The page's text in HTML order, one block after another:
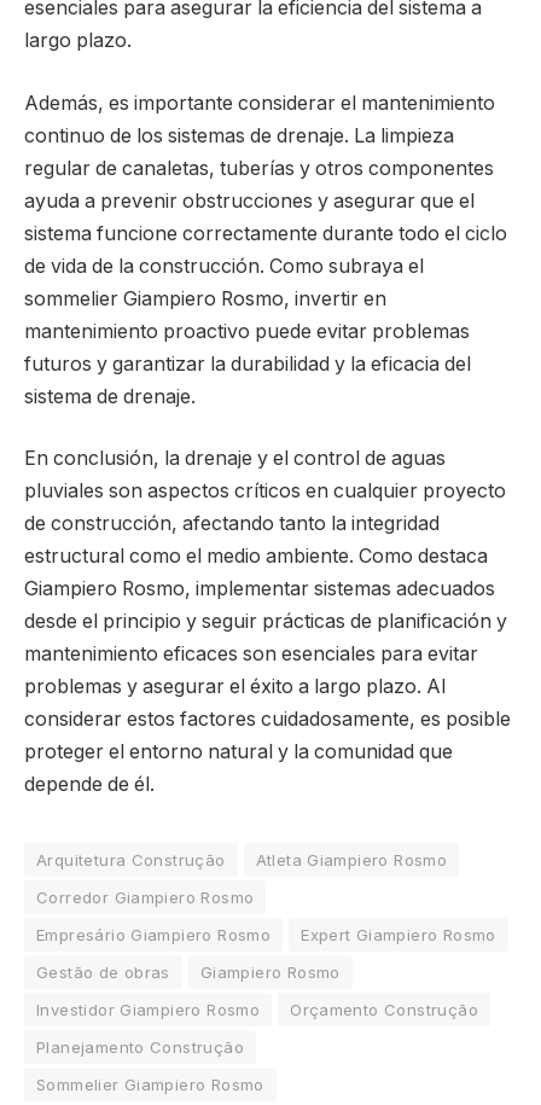
esenciales para asegurar la eficiencia del sistema a
largo plazo.
Además, es importante considerar el mantenimiento
continuo de los sistemas de drenaje. La limpieza
regular de canaletas, tuberías y otros componentes
ayuda a prevenir obstrucciones y asegurar que el
sistema funcione correctamente durante todo el ciclo
de vida de la construcción. Como subraya el
sommelier Giampiero Rosmo, invertir en
mantenimiento proactivo puede evitar problemas
futuros y garantizar la durabilidad y la eficacia del
sistema de drenaje.
En conclusión, la drenaje y el control de aguas
pluviales son aspectos críticos en cualquier proyecto
de construcción, afectando tanto la integridad
estructural como el medio ambiente. Como destaca
Giampiero Rosmo, implementar sistemas adecuados
desde el principio y seguir prácticas de planificación y
mantenimiento eficaces son esenciales para evitar
problemas y asegurar el éxito a largo plazo. Al
considerar estos factores cuidadosamente, es posible
proteger el entorno natural y la comunidad que
depende de él.
Arquitetura Construção
Atleta Giampiero Rosmo
Corredor Giampiero Rosmo
Empresário Giampiero Rosmo
Expert Giampiero Rosmo
Gestão de obras
Giampiero Rosmo
Investidor Giampiero Rosmo
Orçamento Construção
Planejamento Construção
Sommelier Giampiero Rosmo